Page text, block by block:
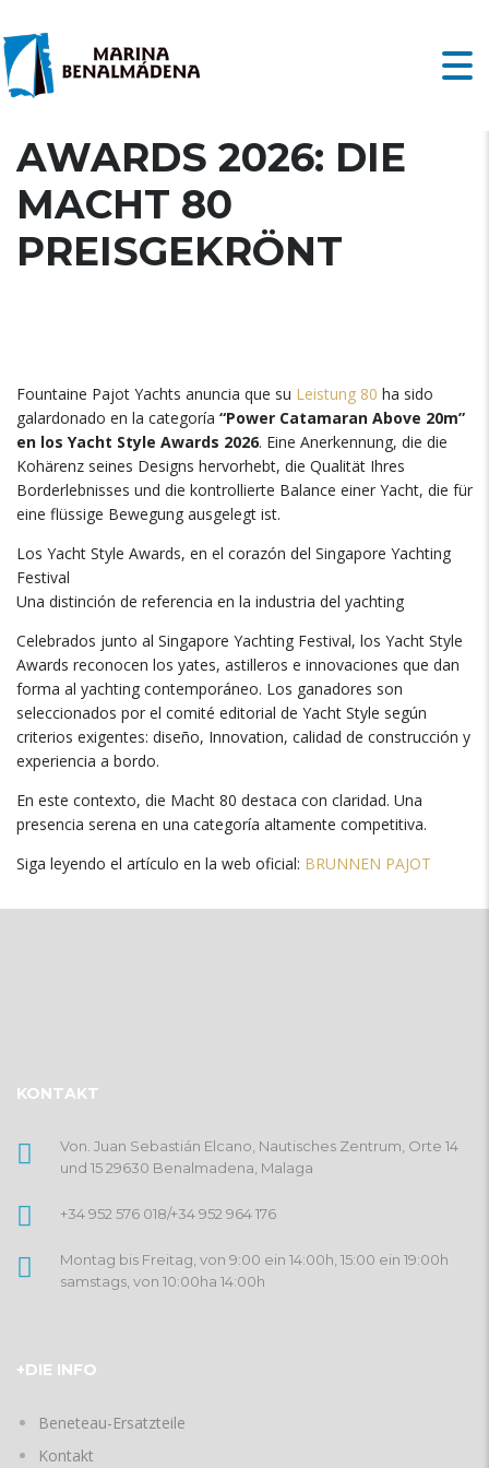
YACHT STYLE
AWARDS 2026: DIE
MACHT 80
PREISGEKRÖNT
Fountaine Pajot Yachts anuncia que su Leistung 80 ha sido
galardonado en la categoría “Power Catamaran Above 20m”
en los Yacht Style Awards 2026. Eine Anerkennung, die die
Kohärenz seines Designs hervorhebt, die Qualität Ihres
Borderlebnisses und die kontrollierte Balance einer Yacht, die für
eine flüssige Bewegung ausgelegt ist.
Los Yacht Style Awards, en el corazón del Singapore Yachting
Festival
Una distinción de referencia en la industria del yachting
Celebrados junto al Singapore Yachting Festival, los Yacht Style
Awards reconocen los yates, astilleros e innovaciones que dan
forma al yachting contemporáneo. Los ganadores son
seleccionados por el comité editorial de Yacht Style según
criterios exigentes: diseño, Innovation, calidad de construcción y
experiencia a bordo.
En este contexto, die Macht 80 destaca con claridad. Una
presencia serena en una categoría altamente competitiva.
Siga leyendo el artículo en la web oficial: BRUNNEN PAJOT
KONTAKT
Von. Juan Sebastián Elcano, Nautisches Zentrum, Orte 14
und 15 29630 Benalmadena, Malaga
+34 952 576 018/+34 952 964 176
Montag bis Freitag, von 9:00 ein 14:00h, 15:00 ein 19:00h
samstags, von 10:00ha 14:00h
+DIE INFO
Beneteau-Ersatzteile
Kontakt